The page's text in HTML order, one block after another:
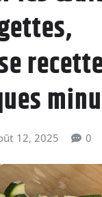
12, 2025 0